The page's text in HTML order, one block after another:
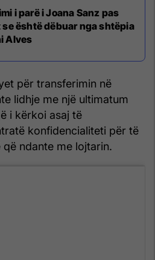
i parë i Joana Sanz pas
se është dëbuar nga shtëpia
Alves
për transferimin në
lidhje me një ultimatum
i kërkoi asaj të
konfidencialiteti për të
ndante me lojtarin.